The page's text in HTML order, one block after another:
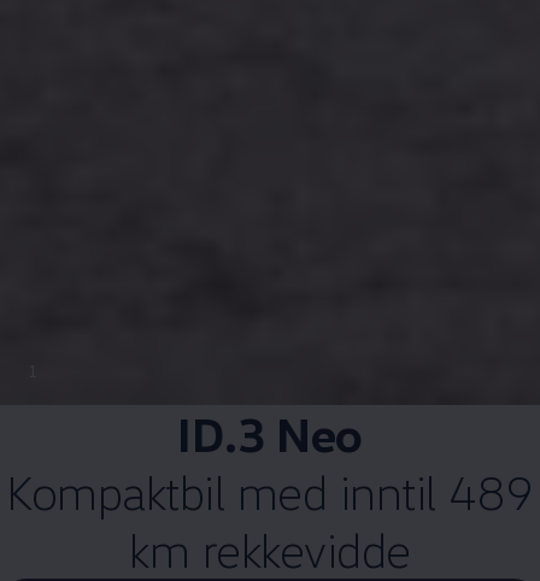
ID.3 Neo
Kompaktbil med inntil 489
km rekkevidde